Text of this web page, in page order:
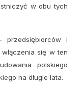
w obu tych
przedsiębiorców i
się w ten
polskiego
na długie lata.